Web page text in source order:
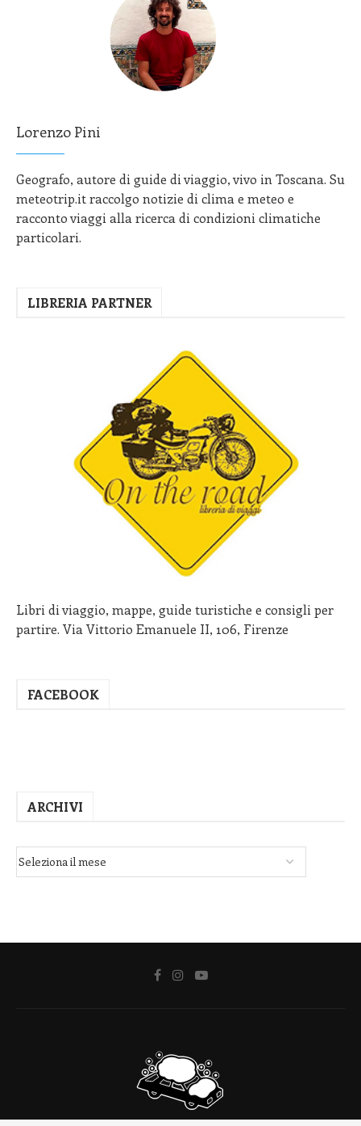
Lorenzo Pini
Geografo, autore di guide di viaggio, vivo in Toscana. Su
meteotrip.it raccolgo notizie di clima e meteo e
racconto viaggi alla ricerca di condizioni climatiche
particolari.
LIBRERIA PARTNER
Libri di viaggio, mappe, guide turistiche e consigli per
partire. Via Vittorio Emanuele II, 106, Firenze
FACEBOOK
ARCHIVI